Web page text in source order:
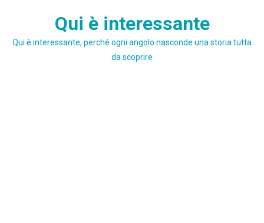
Qui è interessante
Qui è interessante, perché ogni angolo nasconde una storia tutta
da scoprire